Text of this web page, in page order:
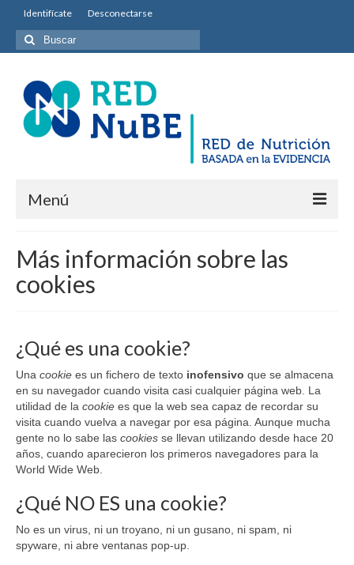
Identifícate Desconectarse
Buscar
por:
Menú
Equipo permanente
Entidades colaboradoras
RECURSOS
Herramientas
Manuales
Publicaciones de interés
COMUNIDAD DE APRENDIZAJE
META-INVESTIGACIÓN
Más información sobre las
cookies
¿Qué es una cookie?
Una cookie es un fichero de texto inofensivo que se almacena
en su navegador cuando visita casi cualquier página web. La
utilidad de la cookie es que la web sea capaz de recordar su
visita cuando vuelva a navegar por esa página. Aunque mucha
gente no lo sabe las cookies se llevan utilizando desde hace 20
años, cuando aparecieron los primeros navegadores para la
World Wide Web.
¿Qué NO ES una cookie?
No es un virus, ni un troyano, ni un gusano, ni spam, ni
spyware, ni abre ventanas pop-up.